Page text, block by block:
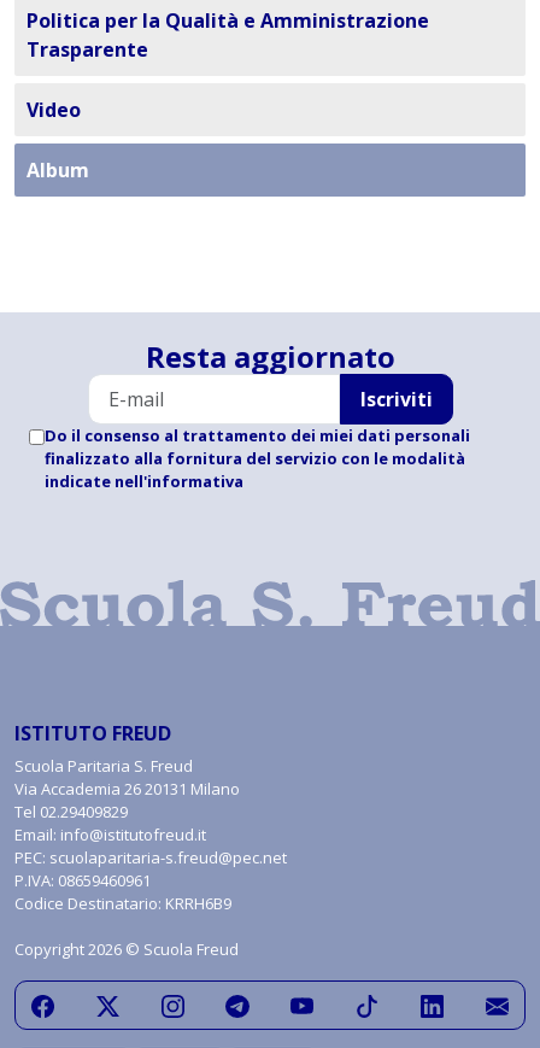
Politica per la Qualità e Amministrazione
Trasparente
Video
Album
Resta aggiornato
Iscriviti
Do il consenso al trattamento dei miei dati personali
finalizzato alla fornitura del servizio con le modalità
indicate nell'informativa
ISTITUTO FREUD
Scuola Paritaria S. Freud
Via Accademia 26 20131 Milano
Tel 02.29409829
Email: info@istitutofreud.it
PEC: scuolaparitaria-s.freud@pec.net
P.IVA: 08659460961
Codice Destinatario: KRRH6B9
Copyright 2026 © Scuola Freud